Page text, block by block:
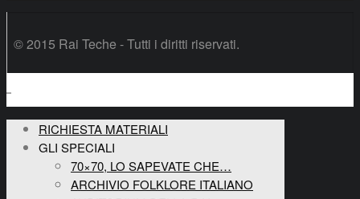
© 2015 Rai Teche - Tutti i diritti riservati.
RICHIESTA MATERIALI
GLI SPECIALI
70×70, LO SAPEVATE CHE…
ARCHIVIO FOLKLORE ITALIANO